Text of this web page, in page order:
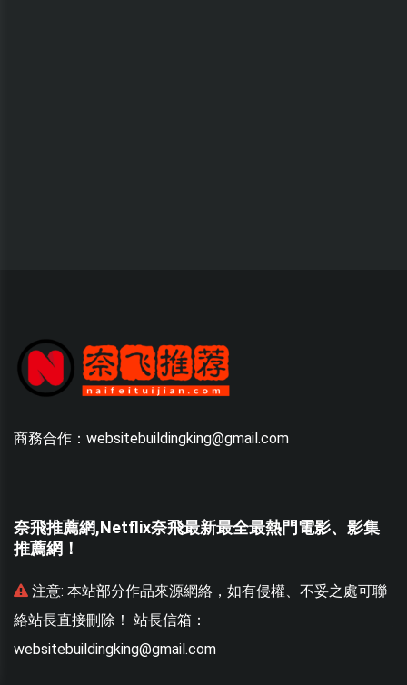
商務合作：websitebuildingking@gmail.com
奈飛推薦網,Netflix奈飛最新最全最熱門電影、影集
推薦網！
注意: 本站部分作品來源網絡，如有侵權、不妥之處可聯
絡站長直接刪除！ 站長信箱：
websitebuildingking@gmail.com